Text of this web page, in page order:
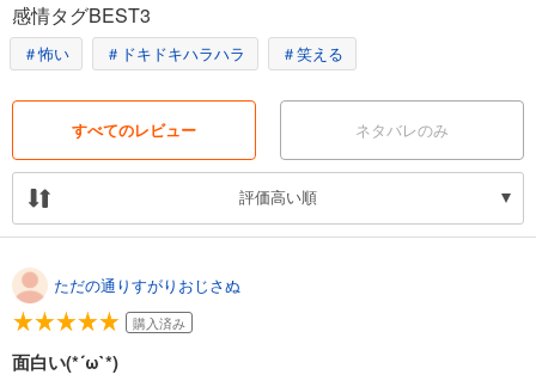
感情タグBEST3
＃怖い ＃ドキドキハラハラ ＃笑える
すべてのレビュー ネタバレのみ
評価高い順
ただの通りすがりおじさぬ
購入済み
面白い(*´ω`*)